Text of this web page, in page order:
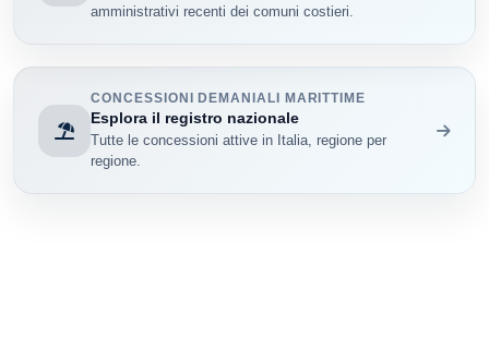
amministrativi recenti dei comuni costieri.
CONCESSIONI DEMANIALI MARITTIME
Esplora il registro nazionale
Tutte le concessioni attive in Italia, regione per
regione.